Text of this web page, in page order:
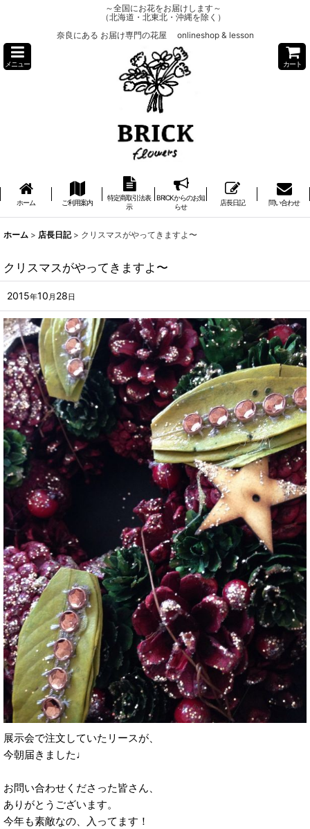
～全国にお花をお届けします～
（北海道・北東北・沖縄を除く）
奈良にある お届け専門の花屋 onlineshop & lesson
メニュー カート
ホーム ご利用案内
特定商取引法表
示
BRICKからのお知
らせ
店長日記 問い合わせ
ホーム > 店長日記 > クリスマスがやってきますよ〜
クリスマスがやってきますよ〜
2015年10 月 28 日
展示会で注文していたリースが、
今朝届きました♩
お問い合わせくださった皆さん、
ありがとうございます。
今年も素敵なの、入ってます！